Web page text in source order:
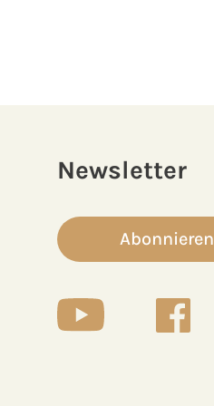
Newsletter
Abonnieren